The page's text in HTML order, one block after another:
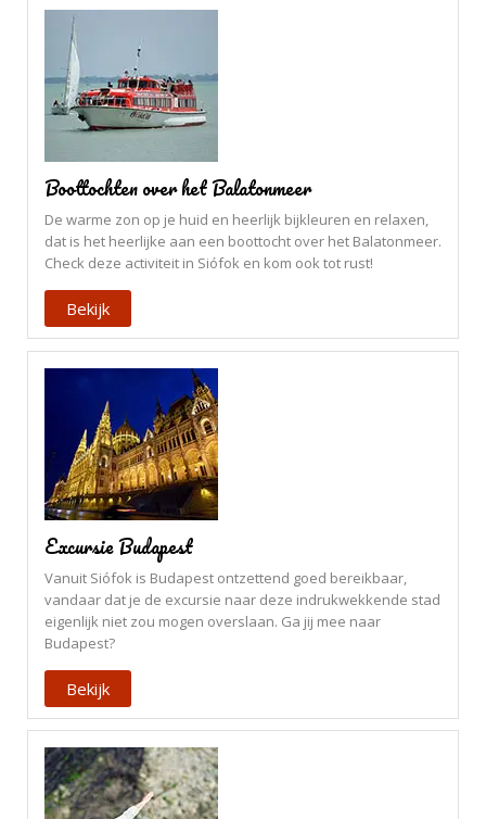
Boottochten over het Balatonmeer
De warme zon op je huid en heerlijk bijkleuren en relaxen,
dat is het heerlijke aan een boottocht over het Balatonmeer.
Check deze activiteit in Siófok en kom ook tot rust!
Bekijk
Excursie Budapest
Vanuit Siófok is Budapest ontzettend goed bereikbaar,
vandaar dat je de excursie naar deze indrukwekkende stad
eigenlijk niet zou mogen overslaan. Ga jij mee naar
Budapest?
Bekijk